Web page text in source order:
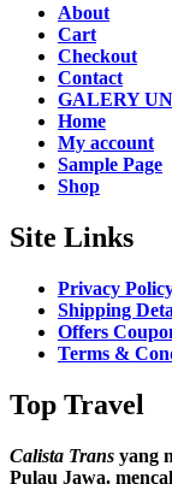
About
Cart
Checkout
Contact
GALERY
Home
My account
Sample Page
Shop
Site Links
Privacy
Shipping
Offers
Terms &
Top Travel
Calista Trans yang
Pulau Jawa.